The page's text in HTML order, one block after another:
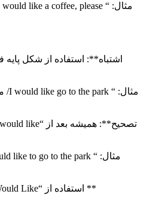
– مثال: “ would like a coffee, please
– **اشتباه**: استفاده از شکل
– مثال: “ I would like go to the park
/
– **تصحیح**: همیشه بعد از “would like
– مثال: “ like to go to the park
3. **استفاده از “Like ” برای ترجیحات عمومی **